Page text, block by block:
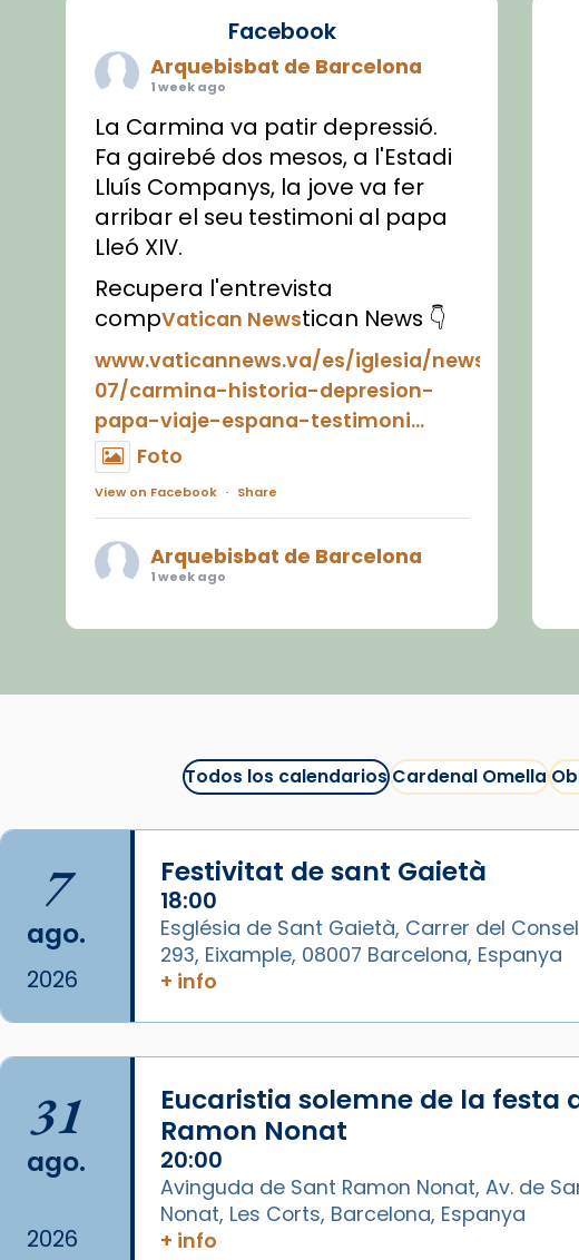
Facebook
Arquebisbat de Barcelona
1 week ago
La Carmina va patir depressió.
Fa gairebé dos mesos, a l'Estadi
Lluís Companys, la jove va fer
arribar el seu testimoni al papa
Lleó XIV.
Recupera l'entrevista
compVatican Newstican News 👇
www.vaticannews.va/es/iglesia/news/2026-
07/carmina-historia-depresion-
papa-viaje-espana-testimoni...
Foto
View on Facebook · Share
Arquebisbat de Barcelona
1 week ago
juliol la missa de Les Santes de
📸 J. Merino
Foto
View on Facebook · Share
Arquebisbat de Barcelonais at
Aquest dilluns, 27 de juliol, ha
tingut lloc la missa d’acció de
gràcies en agraïment al comitè
organitzador de la visita
apostòlica del Sant Pare Lleó XIV
Todos los calendariosCardenal Omella
7
ago.
2026
Festivitat de sant Gaietà
18:00
Església de Sant Gaietà, Carrer del
293, Eixample, 08007 Barcelona, Espanya
+ info
31
ago.
2026
Eucaristia solemne de la festa
Ramon Nonat
20:00
Avinguda de Sant Ramon Nonat, Av. de
Nonat, Les Corts, Barcelona, Espanya
+ info